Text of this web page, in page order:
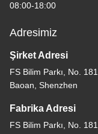
08:00-18:00
Adresimiz
Şirket Adresi
FS Bilim Parkı, No.
Baoan, Shenzhen
Fabrika Adresi
FS Bilim Parkı, No.